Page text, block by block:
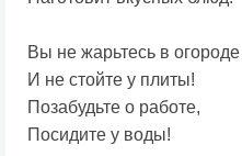
Вы не жарьтесь в огороде
И не стойте у плиты!
Позабудьте о работе,
Посидите у воды!